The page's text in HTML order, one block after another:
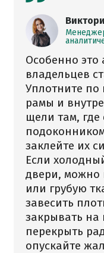
Особенно это
владельцев
Уплотните по
рамы и
щели там, где
заклейте их
Если
двери, можно
или грубую
завесить
закрывать на
перекрыть
опускайте